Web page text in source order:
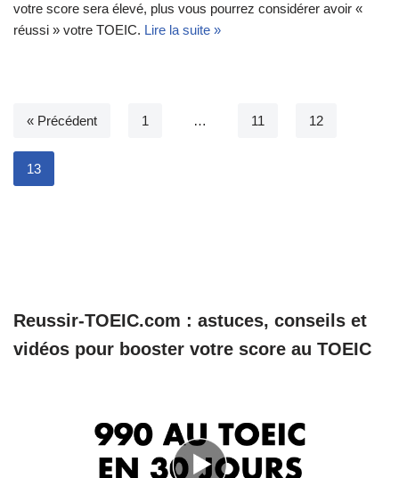
votre score sera élevé, plus vous pourrez considérer avoir «
réussi » votre TOEIC. Lire la suite »
« Précédent 1 … 11 12
13
Reussir-TOEIC.com : astuces, conseils et
vidéos pour booster votre score au TOEIC